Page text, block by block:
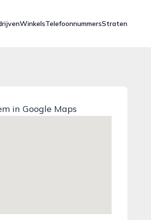
WinkelsTelefoonnummersStraten
in Google Maps